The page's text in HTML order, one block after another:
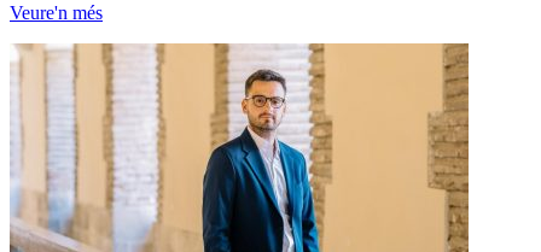
Veure'n més